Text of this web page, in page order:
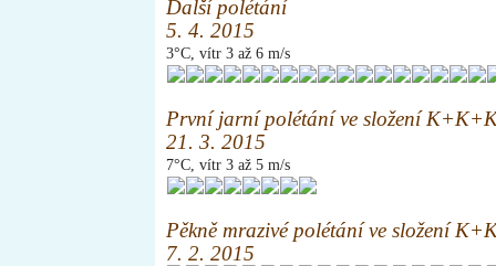
Další polétání
5. 4. 2015
3°C, vítr 3 až 6 m/s
První jarní polétání ve složení
21. 3. 2015
7°C, vítr 3 až 5 m/s
Pěkně mrazivé polétání ve složení
7. 2. 2015